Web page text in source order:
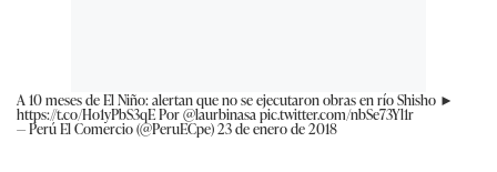
A 10 meses de El Niño: alertan que no se ejecutaron obras en río Shisho ►
https://t.co/Ho1yPbS3qEPor@laurbinasa pic.twitter.com/nbSe73Yl1r
— Perú El Comercio (@PeruECpe)23 de enero de 2018